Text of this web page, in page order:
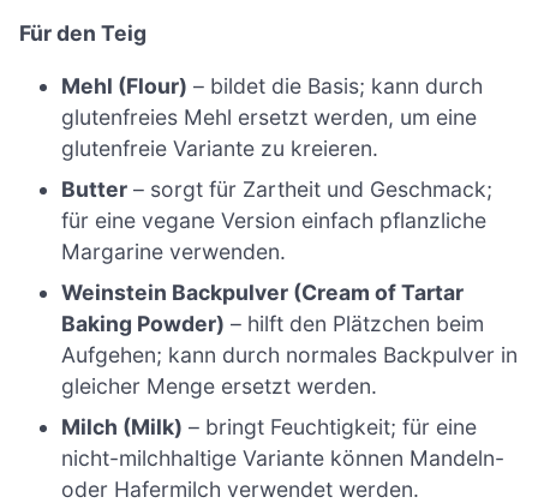
Für den Teig
Mehl (Flour) – bildet die Basis; kann durch
glutenfreies Mehl ersetzt werden, um eine
glutenfreie Variante zu kreieren.
Butter – sorgt für Zartheit und Geschmack;
für eine vegane Version einfach pflanzliche
Margarine verwenden.
Weinstein Backpulver (Cream of Tartar
Baking Powder) – hilft den Plätzchen beim
Aufgehen; kann durch normales Backpulver in
gleicher Menge ersetzt werden.
Milch (Milk) – bringt Feuchtigkeit; für eine
nicht-milchhaltige Variante können Mandeln-
oder Hafermilch verwendet werden.